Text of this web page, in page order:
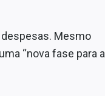
Mesmo
“nova fase para a